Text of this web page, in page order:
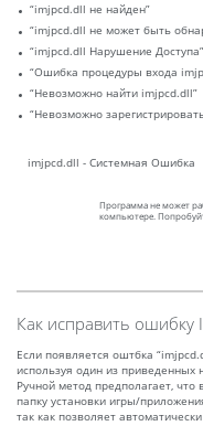
“imjpcd.dll не найден”
“imjpcd.dll не может быть
“imjpcd.dll Нарушение Доступа”
“Ошибка процедуры входа
“Невозможно найти imjpcd.dll”
“Невозможно
imjpcd.dll - Системная Ошибка
Программа не может
компьютере.
Как исправить ошибку
Если появляется оштбка
используя один из приведенных
Ручной метод предполагает,
папку установки игры/
так как позволяет